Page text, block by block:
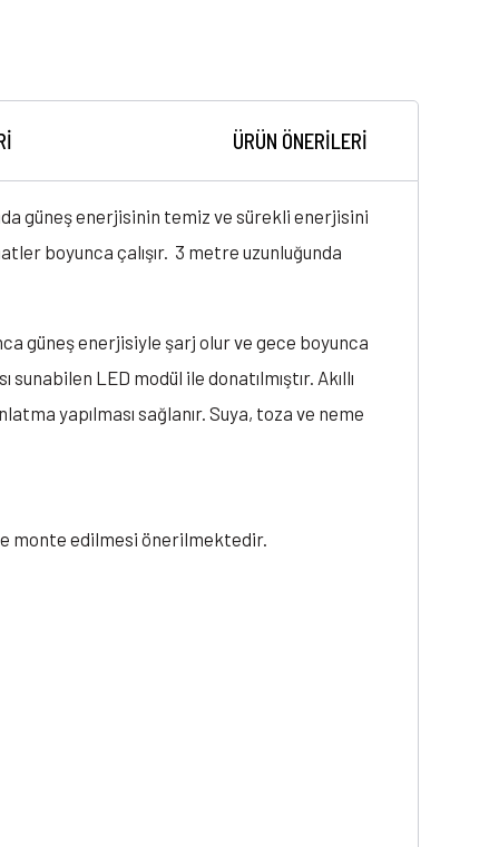
ÜRÜN ÖNERILERI
güneş enerjisinin temiz ve sürekli enerjisini
boyunca çalışır. 3 metre uzunluğunda
güneş enerjisiyle şarj olur ve gece boyunca
LED modül ile donatılmıştır. Akıllı
yapılması sağlanır. Suya, toza ve neme
monte edilmesi önerilmektedir.